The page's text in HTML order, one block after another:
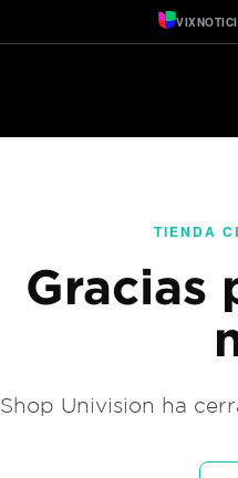
VIX
TIENDA
Gracias
Shop Univision ha